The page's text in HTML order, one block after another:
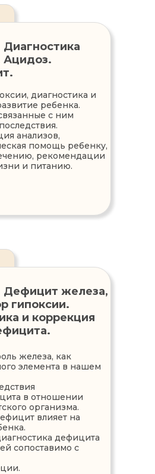
диагностика и
ребенка.
с ним
анализов,
помощь ребенку,
рекомендации
и питанию.
Диагностика
Ацидоз.
железа, как
элемента в нашем
в отношении
организма.
влияет на
дефицита
сопоставимо с
Дефицит железа,
гипоксии.
и коррекция